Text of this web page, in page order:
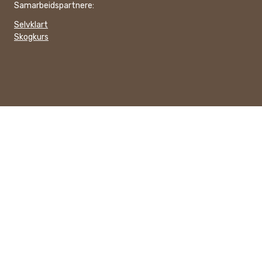
Samarbeidspartnere:
Selvklart
Skogkurs